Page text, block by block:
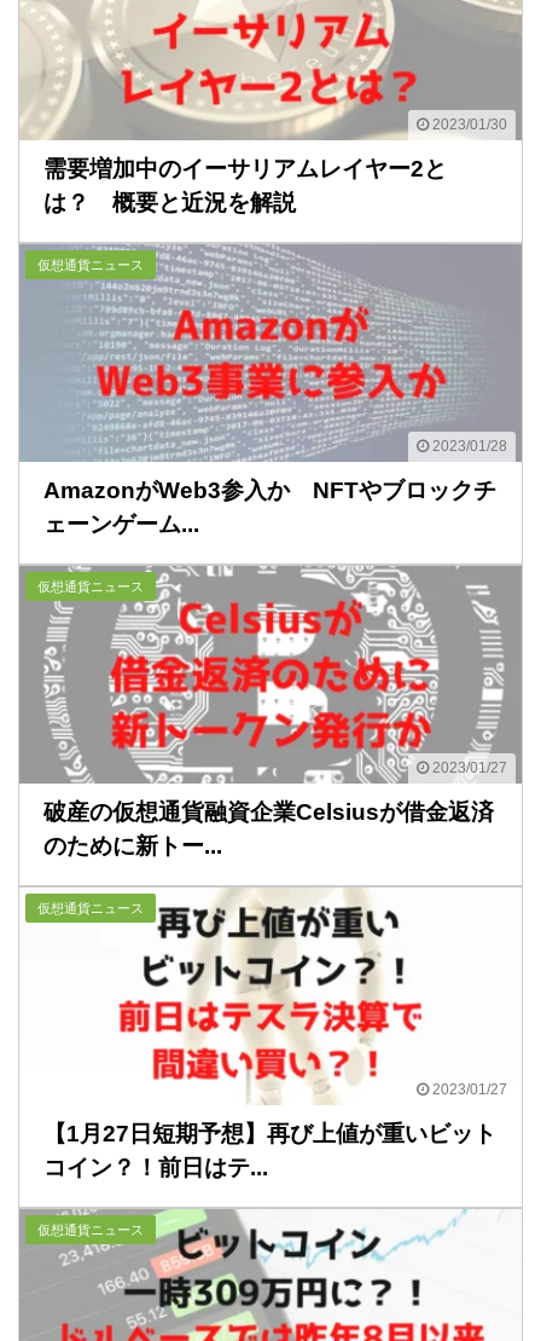
2023/01/30
需要増加中のイーサリアムレイヤー2と
は？ 概要と近況を解説
2023/01/28
仮想通貨ニュース
AmazonがWeb3参入か NFTやブロックチ
ェーンゲーム...
2023/01/27
仮想通貨ニュース
破産の仮想通貨融資企業Celsiusが借金返済
のために新トー...
2023/01/27
仮想通貨ニュース
【1月27日短期予想】再び上値が重いビット
コイン？！前日はテ...
仮想通貨ニュース